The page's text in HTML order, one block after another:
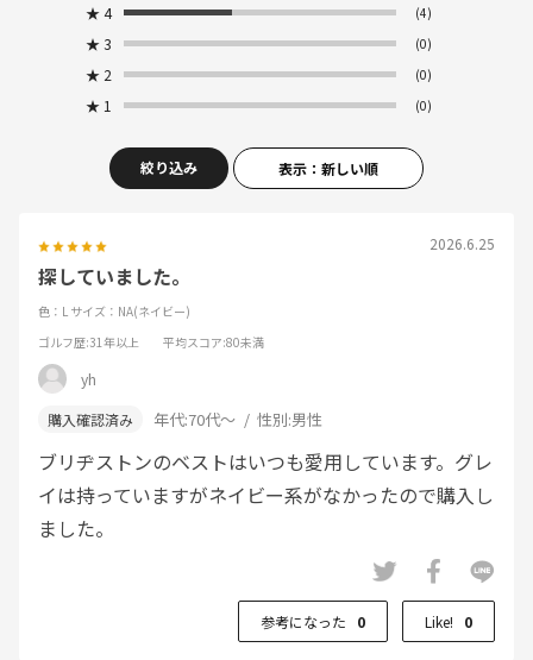
★ 4 (4)
★ 3 (0)
★ 2 (0)
★ 1 (0)
絞り込み 表示：新しい順
2026.6.25
探していました。
色：L サイズ：NA(ネイビー)
ゴルフ歴:31年以上 平均スコア:80未満
yh
年代:70代～ 性別:男性
ブリヂストンのベストはいつも愛用しています。グレ
イは持っていますがネイビー系がなかったので購入し
ました。
参考になった 0 Like! 0